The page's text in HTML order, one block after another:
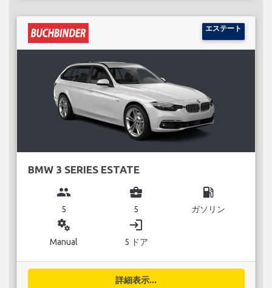
エステート
BMW 3 SERIES ESTATE
group
5
business_center
5
local_gas_station
ガソリン
miscellaneous_services
Manual
login
5 ドア
詳細表示...